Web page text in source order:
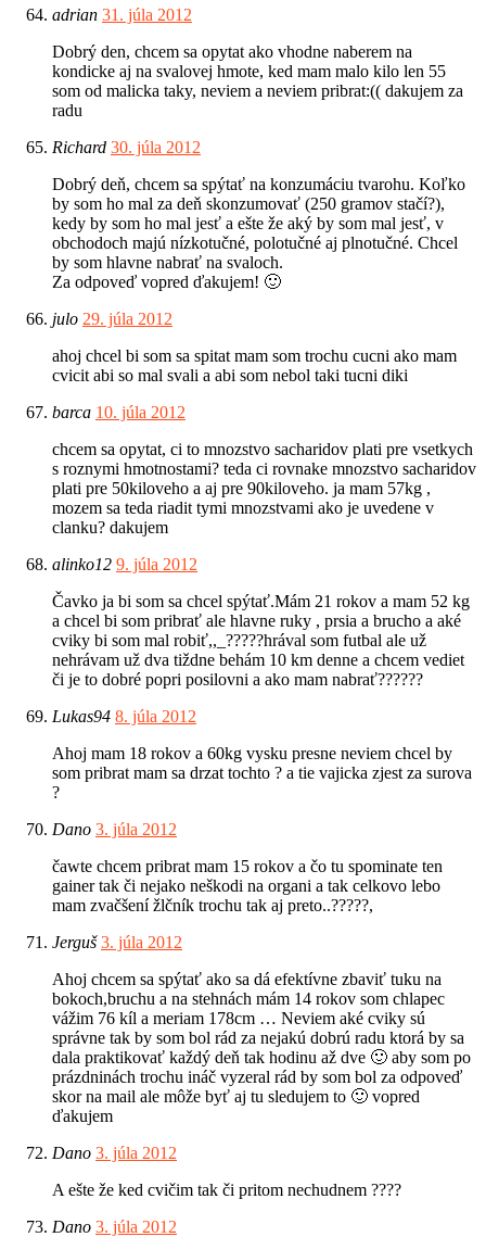
adrian 31. júla 2012
Dobrý den, chcem sa opytat ako vhodne naberem na
kondicke aj na svalovej hmote, ked mam malo kilo len 55
som od malicka taky, neviem a neviem pribrat:(( dakujem za
radu
Richard 30. júla 2012
Dobrý deň, chcem sa spýtať na konzumáciu tvarohu. Koľko
by som ho mal za deň skonzumovať (250 gramov stačí?),
kedy by som ho mal jesť a ešte že aký by som mal jesť, v
obchodoch majú nízkotučné, polotučné aj plnotučné. Chcel
by som hlavne nabrať na svaloch.
Za odpoveď vopred ďakujem! 🙂
julo 29. júla 2012
ahoj chcel bi som sa spitat mam som trochu cucni ako mam
cvicit abi so mal svali a abi som nebol taki tucni diki
barca 10. júla 2012
chcem sa opytat, ci to mnozstvo sacharidov plati pre vsetkych
s roznymi hmotnostami? teda ci rovnake mnozstvo sacharidov
plati pre 50kiloveho a aj pre 90kiloveho. ja mam 57kg ,
mozem sa teda riadit tymi mnozstvami ako je uvedene v
clanku? dakujem
alinko12 9. júla 2012
Čavko ja bi som sa chcel spýtať.Mám 21 rokov a mam 52 kg
a chcel bi som pribrať ale hlavne ruky , prsia a brucho a aké
cviky bi som mal robiť,,_?????hrával som futbal ale už
nehrávam už dva tiždne behám 10 km denne a chcem vediet
či je to dobré popri posilovni a ako mam nabrať??????
Lukas94 8. júla 2012
Ahoj mam 18 rokov a 60kg vysku presne neviem chcel by
som pribrat mam sa drzat tochto ? a tie vajicka zjest za surova
?
Dano 3. júla 2012
čawte chcem pribrat mam 15 rokov a čo tu spominate ten
gainer tak či nejako neškodi na organi a tak celkovo lebo
mam zvačšení žlčník trochu tak aj preto..?????,
Jerguš 3. júla 2012
Ahoj chcem sa spýtať ako sa dá efektívne zbaviť tuku na
bokoch,bruchu a na stehnách mám 14 rokov som chlapec
vážim 76 kíl a meriam 178cm … Neviem aké cviky sú
správne tak by som bol rád za nejakú dobrú radu ktorá by sa
dala praktikovať každý deň tak hodinu až dve 🙂 aby som po
prázdninách trochu ináč vyzeral rád by som bol za odpoveď
skor na mail ale môže byť aj tu sledujem to 🙂 vopred
ďakujem
Dano 3. júla 2012
A ešte že ked cvičim tak či pritom nechudnem ????
Dano 3. júla 2012